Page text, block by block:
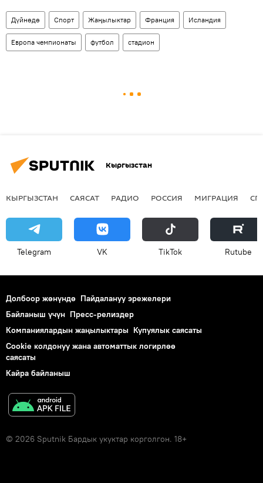
Дүйнөдө Спорт Жаңылыктар Франция Исландия
Европа чемпионаты футбол стадион
Кыргызстан
КЫРГЫЗСТАН САЯСАТ РАДИО РОССИЯ МИГРАЦИЯ
Telegram VK ТikТоk Rutube
Долбоор жөнүндө Пайдалануу эрежелери
Байланыш үчүн Пресс-релиздер
Компаниялардын жаңылыктары Купуялык саясаты
Cookie колдонуу жана автоматтык логирлөө
саясаты
Кайра байланыш
© 2026 Sputnik Бардык укуктар корголгон. 18+